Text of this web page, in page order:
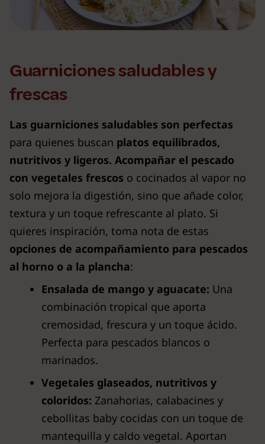
Guarniciones saludables y
frescas
Las guarniciones saludables son perfectas
para quienes buscan platos equilibrados,
nutritivos y ligeros. Acompañar el pescado
con vegetales frescos o cocinados al vapor no
solo mejora la digestión, sino que añade color,
textura y un toque refrescante al plato. Si
quieres inspiración, toma nota de estas
opciones de acompañamiento para pescados
al horno o a la plancha:
Ensalada de mango y aguacate: Una
combinación tropical que aporta
cremosidad, frescura y un toque ácido.
Perfecta para pescados blancos o
marinados.
Vegetales glaseados, nutritivos y
coloridos: Zanahorias, calabacines y
cebollitas baby cocidas con un toque de
mantequilla y caldo vegetal. Aportan